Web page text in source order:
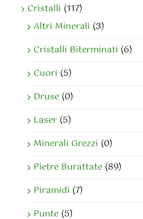
Cristalli (117)
Altri Minerali (3)
Cristalli Biterminati (6)
Cuori (5)
Druse (0)
Laser (5)
Minerali Grezzi (0)
Pietre Burattate (89)
Piramidi (7)
Punte (5)